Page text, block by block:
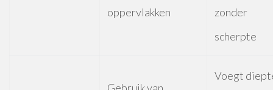
oppervlakken
zonder
scherpte
Voegt